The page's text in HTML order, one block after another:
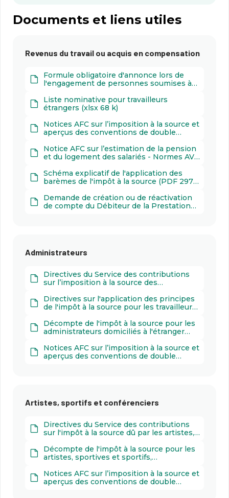
Documents et liens utiles
Revenus du travail ou acquis en compensation
Formule obligatoire d'annonce lors de
l'engagement de personnes soumises à
Liste nominative pour travailleurs
étrangers (xlsx 68 k)
Notices AFC sur l’imposition à la source et
aperçus des conventions de double
Notice AFC sur l’estimation de la pension
et du logement des salariés - Normes AVS
Schéma explicatif de l'application des
barèmes de l'impôt à la source (PDF 297
Demande de création ou de réactivation
de compte du Débiteur de la Prestation
Administrateurs
Directives du Service des contributions
sur l’imposition à la source des
l’administration ou de la direction de
personnes morales et qui ne sont ni
k)
Directives sur l'application des principes
de l'impôt à la source pour les travailleurs
Décompte de l'impôt à la source pour les
administrateurs domiciliés à l'étranger
Notices AFC sur l’imposition à la source et
aperçus des conventions de double
Artistes, sportifs et conférenciers
Directives du Service des contributions
sur l'impôt à la source dû par les artistes,
domiciliés ni en séjour en Suisse (PDF
357 k)
Décompte de l'impôt à la source pour les
artistes, sportives et sportifs,
k)
Notices AFC sur l’imposition à la source et
aperçus des conventions de double